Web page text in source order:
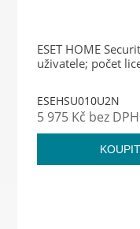
ESET HOME
uživatele; počet
ESEHSU010U2N
5 975 Kč bez DPH
KOUPIT